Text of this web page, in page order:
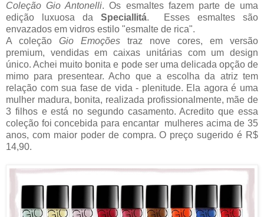
Coleção Gio Antonelli. Os esmaltes fazem parte de uma
edição luxuosa da Speciallitá. Esses esmaltes são
envazados em vidros estilo "esmalte de rica".
A coleção Gio Emoções traz nove cores, em versão
premium, vendidas em caixas unitárias com um design
único. Achei muito bonita e pode ser uma delicada opção de
mimo para presentear. Acho que a escolha da atriz tem
relação com sua fase de vida - plenitude. Ela agora é uma
mulher madura, bonita, realizada profissionalmente, mãe de
3 filhos e está no segundo casamento. Acredito que essa
coleção foi concebida para encantar mulheres acima de 35
anos, com maior poder de compra. O preço sugerido é R$
14,90.